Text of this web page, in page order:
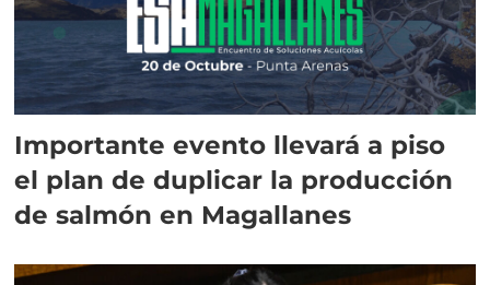
Importante evento llevará a piso
el plan de duplicar la producción
de salmón en Magallanes